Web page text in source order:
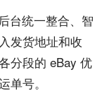
台统一整合、智
发货地址和收
分段的 eBay 优
单号。